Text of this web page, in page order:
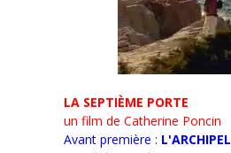
LA SEPTIÈME PORTE
un film de Catherine Poncin
Avant première : L'ARCHIPEL